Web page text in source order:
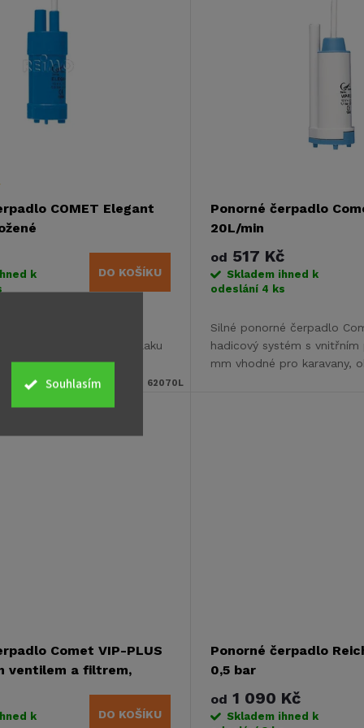
Souhlasím
COMET Elegant
k
DO KOŠÍKU
Comet Elegant
dodává až 10 l/min při tlaku
konstrukce
38 mm je
62070L
Ponorné čerpadlo
20L/min
od 517 Kč
Skladem ihned k
odeslání 4 ks
Silné ponorné čerpadlo
hadicový systém s vnitřním
mm vhodné pro karavany,
Comet VIP-PLUS
ventilem a filtrem,
k
DO KOŠÍKU
Ponorné čerpadlo
0,5 bar
od 1 090 Kč
Skladem ihned k